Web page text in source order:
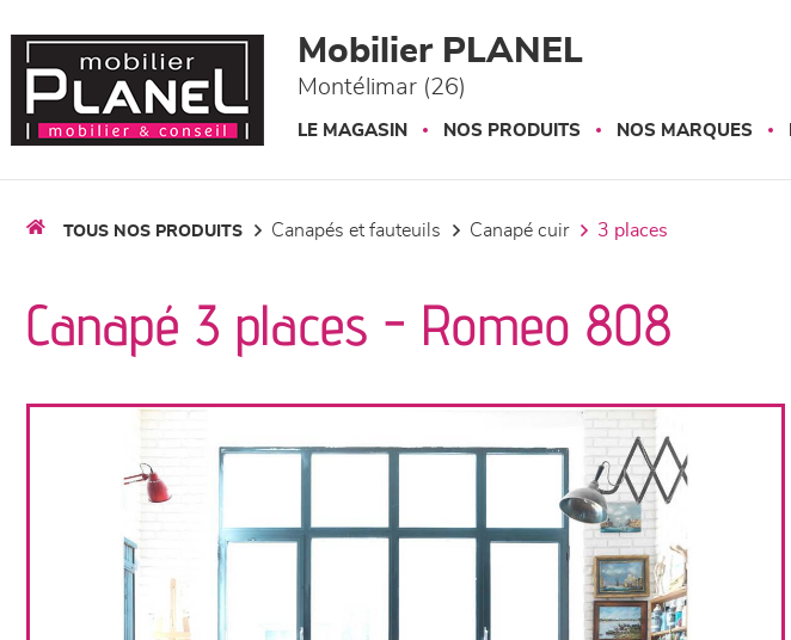
Mobilier PLANEL
Montélimar (26)
LE MAGASIN NOS PRODUITS NOS MARQUES
TOUS NOS PRODUITS canapés et fauteuils canapé cuir 3 places
Canapé 3 places - Romeo 808